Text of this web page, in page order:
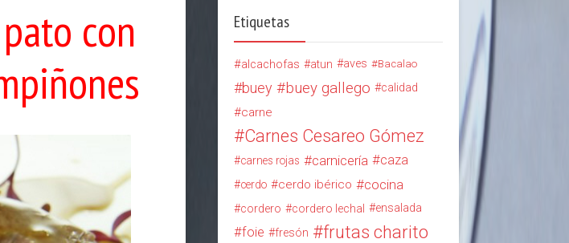
con
Etiquetas
alcachofas atun aves Bacalao
buey buey gallego calidad
carne
Carnes Cesareo Gómez
carnes rojas carnicería caza
cerdo cerdo ibérico cocina
cordero cordero lechal ensalada
foie fresón frutas charito